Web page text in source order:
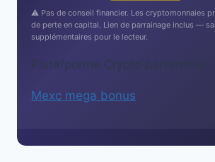
⚠️ Pas de conseil financier. Les cryptomonnaies
de perte en capital. Lien de parrainage inclus —
supplémentaires pour le lecteur.
Platefporme Crypto partenaire
Mexc mega bonus